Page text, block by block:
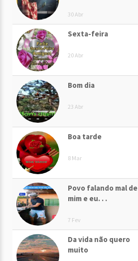
30 Abr
Sexta-feira
20 Abr
Bom dia
23 Abr
Boa tarde
8 Mar
Povo falando mal de
mim e eu. . .
7 Fev
Da vida não quero
muito